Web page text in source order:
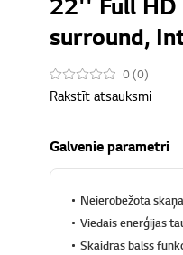
surround,
0 (0)
Rakstīt atsauksmi
Galvenie parametri
Neierobežota skaņa
Viedais enerģijas
Skaidras balss